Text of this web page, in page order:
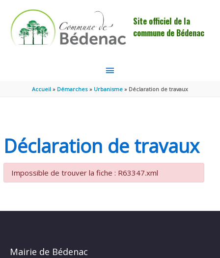
Site officiel de la
commune de Bédenac
MENU
PRINCIPAL
Accueil Démarches Urbanisme Déclaration de travaux
Déclaration de travaux
Impossible de trouver la fiche : R63347.xml
Mairie de Bédenac